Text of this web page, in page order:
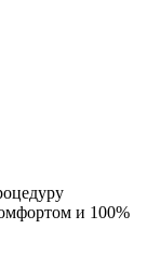
и 100%